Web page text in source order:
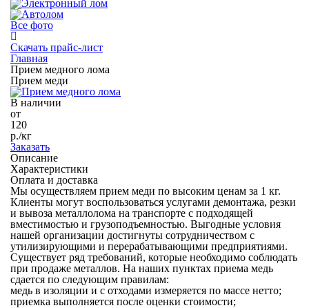
Все фото
Скачать прайс-лист
Главная
Прием медного лома
Прием меди
В наличии
от
120
р./кг
Заказать
Описание
Характеристики
Оплата и доставка
Мы осуществляем прием меди по высоким ценам за 1 кг.
Клиенты могут воспользоваться услугами демонтажа, резки
и вывоза металлолома на транспорте с подходящей
вместимостью и грузоподъемностью. Выгодные условия
нашей организации достигнуты сотрудничеством с
утилизирующими и перерабатывающими предприятиями.
Существует ряд требований, которые необходимо соблюдать
при продаже металлов. На наших пунктах приема медь
сдается по следующим правилам:
медь в изоляции и с отходами измеряется по массе нетто;
приемка выполняется после оценки стоимости;